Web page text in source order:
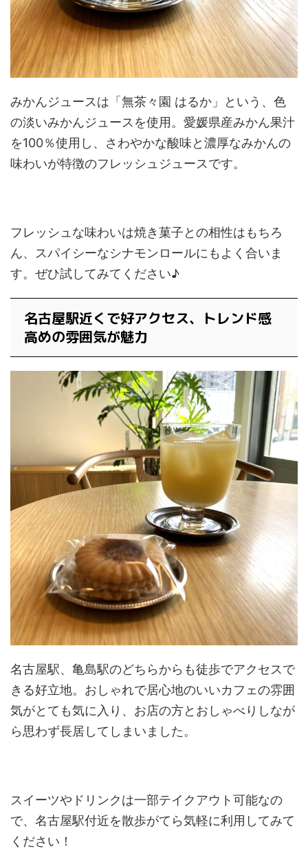
みかんジュースは「無茶々園 はるか」という、色
の淡いみかんジュースを使用。愛媛県産みかん果汁
を100％使用し、さわやかな酸味と濃厚なみかんの
味わいが特徴のフレッシュジュースです。
フレッシュな味わいは焼き菓子との相性はもちろ
ん、スパイシーなシナモンロールにもよく合いま
す。ぜひ試してみてください♪
名古屋駅近くで好アクセス、トレンド感
高めの雰囲気が魅力
名古屋駅、亀島駅のどちらからも徒歩でアクセスで
きる好立地。おしゃれで居心地のいいカフェの雰囲
気がとても気に入り、お店の方とおしゃべりしなが
ら思わず長居してしまいました。
スイーツやドリンクは一部テイクアウト可能なの
で、名古屋駅付近を散歩がてら気軽に利用してみて
ください！